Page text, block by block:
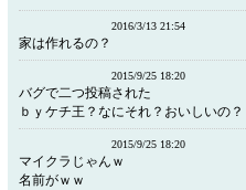
2016/3/13 21:54
家は作れるの？
2015/9/25 18:20
バグで二つ投稿された
ｂｙケチ王？なにそれ？おいしいの？
2015/9/25 18:20
マイクラじゃんｗ
名前がｗｗ